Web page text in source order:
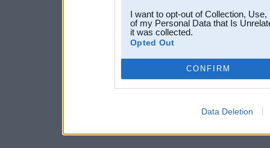
I want to opt-out of Collection,
of my Personal Data that Is
it was collected.
Opted Out
CONFIRM
Data Deletion